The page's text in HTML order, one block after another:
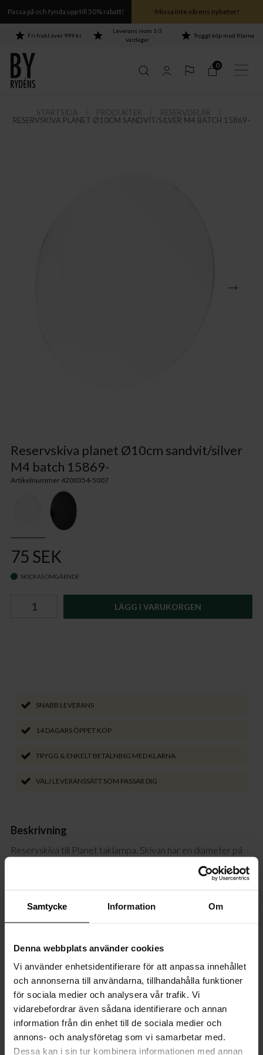
Samtycke Information Om
Denna webbplats använder cookies
Vi använder enhetsidentifierare för att anpassa innehållet
och annonserna till användarna, tillhandahålla funktioner
för sociala medier och analysera vår trafik. Vi
vidarebefordrar även sådana identifierare och annan
information från din enhet till de sociala medier och
annons- och analysföretag som vi samarbetar med.
Dessa kan i sin tur kombinera informationen med annan
Passa på och fynda upp till 50% rabatt! Missa inte vårens nyheter!
Fri frakt över 999 kr
Leverans inom 1-3
vardagar
Tryggt köp med Klarna
0
STARTSIDA PRODUKTER
RESERVDELAR
RESERVSKIVA PLANET Ø10CM SANDVIT/SILVER M4 BATCH 15869-
Reservskiva planet Ø10cm sandvit/silver
M4 batch 15869-
Artikelnummer 4200354-5007
75 SEK
SKICKAS OMGÅENDE
LÄGG I VARUKORGEN
SNABB LEVERANS
14 DAGARS ÖPPET KÖP
TRYGG & ENKELT BETALNING MED KLARNA
VÄLJ LEVERANSSÄTT SOM PASSAR DIG
Beskrivning
Reservskiva till Planet taklampa. Skivan har en diameter på
10cm, passar en M4 gänga och kommer i två olika färger;
batchnummer 15790 eller högre.
Sandvit och silver, passar med lampor som har
Du hittar lampans batchnummer i takkåpan.
Specifikationer
Egenskaper